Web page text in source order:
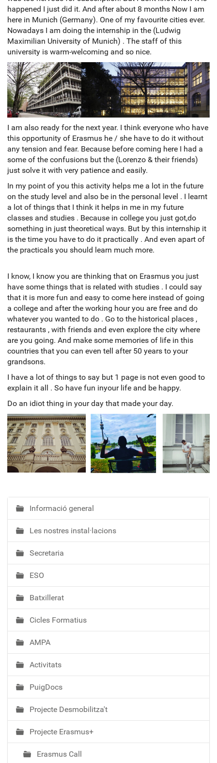
happened I just did it. And after about 8 months Now I am
here in Munich (Germany). One of my favourite cities ever.
Nowadays I am doing the internship in the (Ludwig
Maximilian University of Munich) . The staff of this
university is warm-welcoming and so nice.
I am also ready for the next year. I think everyone who have
this opportunity of Erasmus he / she have to do it without
any tension and fear. Because before coming here I had a
some of the confusions but the (Lorenzo & their friends)
just solve it with very patience and easily.
In my point of you this activity helps me a lot in the future
on the study level and also be in the personal level . I learnt
a lot of things that I think it helps in me in my future
classes and studies . Because in college you just got,do
something in just theoretical ways. But by this internship it
is the time you have to do it practically . And even apart of
the practicals you should learn much more.
I know, I know you are thinking that on Erasmus you just
have some things that is related with studies . I could say
that it is more fun and easy to come here instead of going
a college and after the working hour you are free and do
whatever you wanted to do . Go to the historical places ,
restaurants , with friends and even explore the city where
are you going. And make some memories of life in this
countries that you can even tell after 50 years to your
grandsons.
I have a lot of things to say but 1 page is not even good to
explain it all . So have fun inyour life and be happy.
Do an idiot thing in your day that made your day.
N
a
v
e
g
a
c
ó
Informació general
Les nostres instal·lacions
Secretaria
ESO
Batxillerat
Cicles Formatius
AMPA
Activitats
PuigDocs
Projecte Desmobilitza't
Projecte Erasmus+
Erasmus Call